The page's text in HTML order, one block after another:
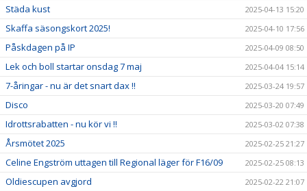
Städa kust 2025-04-13 15:20
Skaffa säsongskort 2025! 2025-04-10 17:56
Påskdagen på IP 2025-04-09 08:50
Lek och boll startar onsdag 7 maj 2025-04-04 15:14
7-åringar - nu är det snart dax !! 2025-03-24 19:57
Disco 2025-03-20 07:49
Idrottsrabatten - nu kör vi !! 2025-03-02 07:38
Årsmötet 2025 2025-02-25 21:27
Celine Engström uttagen till Regional läger för F16/09 2025-02-25 08:13
Oldiescupen avgjord 2025-02-22 21:07